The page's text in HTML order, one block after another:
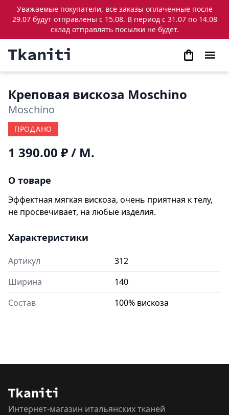
Уважаемые покупатели, все заказы оплаченные после
29.07 будут отправлены с 15.08. В период с 31.07 по 14.08
склад отправлять посылки не будет.
Креповая вискоза Moschino
Moschino
ПРОДАНО
1 390.00 ₽/ М.
О товаре
Эффектная мягкая вискоза, очень приятная к телу,
не просвечивает, на любые изделия.
Характеристики
Артикул
312
Ширина
140
Состав
100% вискоза
Интернет-магазин итальянских тканей